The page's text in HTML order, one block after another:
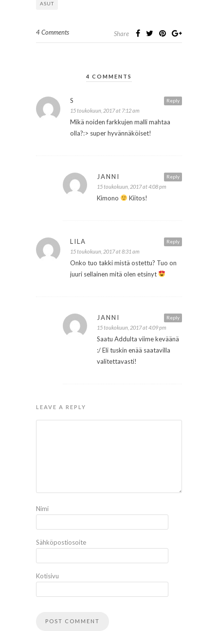
ASUT
4 Comments Share
4 COMMENTS
Reply
S
15 toukokuun, 2017 at 7:12 am
Mikä noiden farkkujen malli mahtaa
olla?:> super hyvännäköiset!
Reply
JANNI
15 toukokuun, 2017 at 4:08 pm
Kimono Kiitos!
Reply
LILA
15 toukokuun, 2017 at 8:31 am
Onko tuo takki mistä ostettu? Tuo on
juuri sellainen mitä olen etsinyt
Reply
JANNI
15 toukokuun, 2017 at 4:09 pm
Saatu Addulta viime keväänä
:/ Eli tuskin enää saatavilla
valitettavasti!
LEAVE A REPLY
Nimi
Sähköpostiosoite
Kotisivu